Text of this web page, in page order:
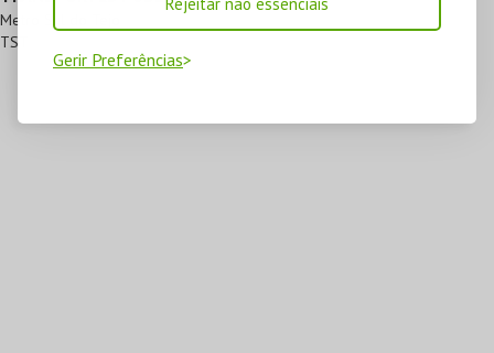
Gerir Preferências
Metro Sul do Tejo
TST